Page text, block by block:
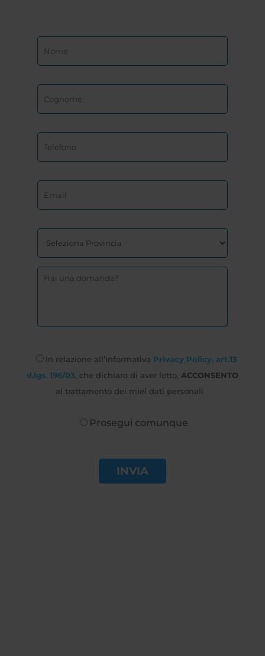
In relazione all’informativa Privacy Policy, art.13
d.lgs. 196/03 , che dichiaro di aver letto, ACCONSENTO
al trattamento dei miei dati personali
Prosegui comunque